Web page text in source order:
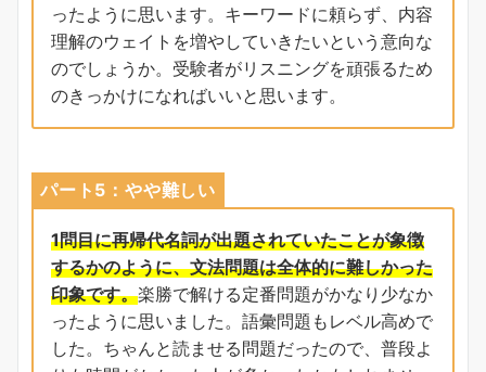
ったように思います。キーワードに頼らず、内容
理解のウェイトを増やしていきたいという意向な
のでしょうか。受験者がリスニングを頑張るため
のきっかけになればいいと思います。
パート5：やや難しい
1問目に再帰代名詞が出題されていたことが象徴
するかのように、文法問題は全体的に難しかった
印象です。楽勝で解ける定番問題がかなり少なか
ったように思いました。語彙問題もレベル高めで
した。ちゃんと読ませる問題だったので、普段よ